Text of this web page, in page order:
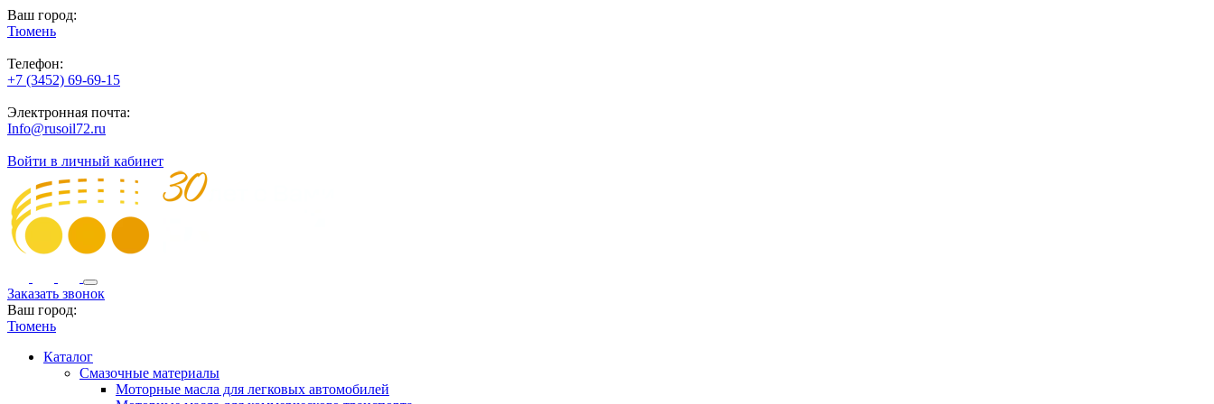
Ваш город:
Тюмень
Телефон:
+7 (3452) 69-69-15
Электронная почта:
Info@rusoil72.ru
Войти в личный кабинет
Заказать звонок
Ваш город:
Тюмень
Каталог
Смазочные материалы
Моторные масла для легковых автомобилей